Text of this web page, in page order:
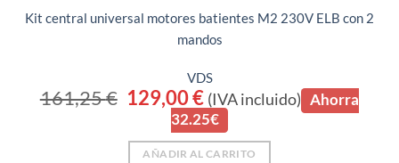
Kit central universal motores batientes M2 230V ELB con 2
mandos
VDS
161,25€
El
precio
161,25 €.
129,00€El
precio
actual
es:
129,00 €.
(IVA incluido) Ahorra
32.25€
AÑADIR AL CARRITO